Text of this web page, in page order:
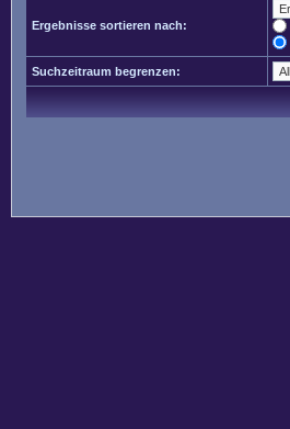
Ergebnisse sortieren nach:
Suchzeitraum begrenzen: